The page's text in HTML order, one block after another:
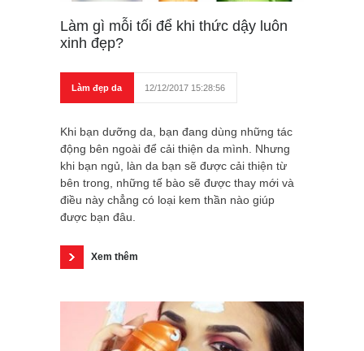
Làm gì mỗi tối để khi thức dậy luôn
xinh đẹp?
Làm đẹp da 12/12/2017 15:28:56
Khi bạn dưỡng da, bạn đang dùng những tác
động bên ngoài để cải thiện da mình. Nhưng
khi bạn ngủ, làn da bạn sẽ được cải thiện từ
bên trong, những tế bào sẽ được thay mới và
điều này chẳng có loại kem thần nào giúp
được bạn đâu.
Xem thêm